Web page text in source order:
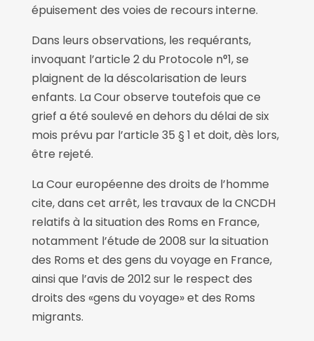
épuisement des voies de recours interne.
Dans leurs observations, les requérants,
invoquant l’article 2 du Protocole n°1, se
plaignent de la déscolarisation de leurs
enfants. La Cour observe toutefois que ce
grief a été soulevé en dehors du délai de six
mois prévu par l’article 35 § 1 et doit, dès lors,
être rejeté.
La Cour européenne des droits de l’homme
cite, dans cet arrêt, les travaux de la CNCDH
relatifs à la situation des Roms en France,
notamment l’étude de 2008 sur la situation
des Roms et des gens du voyage en France,
ainsi que l’avis de 2012 sur le respect des
droits des «gens du voyage» et des Roms
migrants.